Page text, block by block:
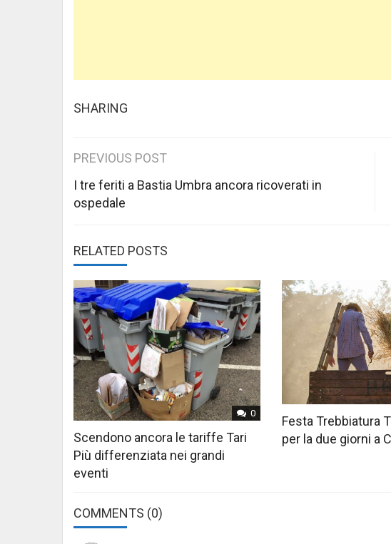
SHARING
Post
navigation
PREVIOUS POST
I tre feriti a Bastia Umbra ancora ricoverati in
ospedale
RELATED POSTS
0
Scendono ancora le tariffe Tari
Più differenziata nei grandi
eventi
Festa Trebbiatura
per la due giorni a
COMMENTS (0)